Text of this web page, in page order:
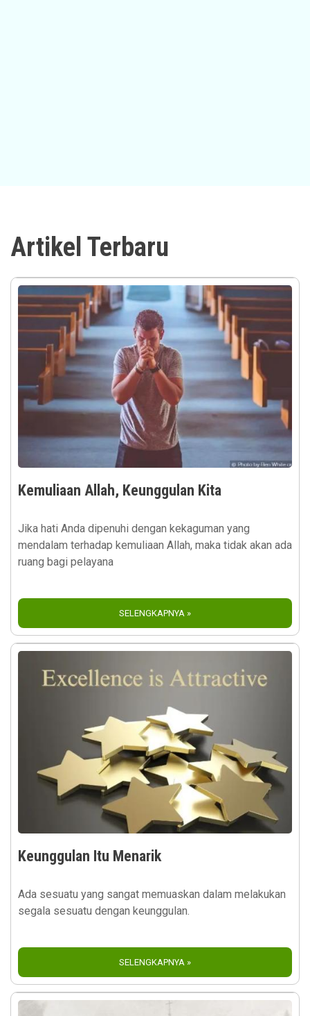
Artikel Terbaru
Kemuliaan Allah, Keunggulan Kita
Jika hati Anda dipenuhi dengan kekaguman yang
mendalam terhadap kemuliaan Allah, maka tidak akan ada
ruang bagi pelayana
SELENGKAPNYA »
Keunggulan Itu Menarik
Ada sesuatu yang sangat memuaskan dalam melakukan
segala sesuatu dengan keunggulan.
SELENGKAPNYA »